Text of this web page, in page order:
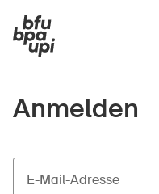
Anmelden
E-Mail-Adresse